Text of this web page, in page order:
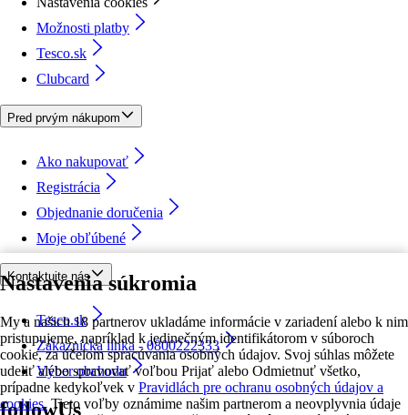
Nastavenia súkromia
My a našich 18 partnerov ukladáme informácie v zariadení alebo k nim
pristupujeme, napríklad k jedinečným identifikátorom v súboroch
cookie, za účelom spracúvania osobných údajov. Svoj súhlas môžete
udeliť alebo spravovať voľbou Prijať alebo Odmietnuť všetko,
prípadne kedykoľvek v Pravidlách pre ochranu osobných údajov a
cookies. Tieto voľby oznámime našim partnerom a neovplyvnia údaje
Možnosti platby
Tesco.sk
Clubcard
Pred prvým nákupom
Ako nakupovať
Registrácia
Objednanie doručenia
Moje obľúbené
Kontaktujte nás
Tesco.sk
Zákaznícka linka - 0800222333
Výber obchodu
followUs